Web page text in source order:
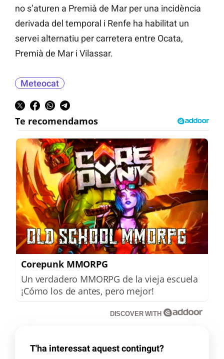
no s’aturen a Premià de Mar per una incidència
derivada del temporal i Renfe ha habilitat un
servei alternatiu per carretera entre Ocata,
Premià de Mar i Vilassar.
Meteocat
Corepunk MMORPG
Un verdadero MMORPG de la vieja escuela
¡Cómo los de antes, pero mejor!
DISCOVER WITH
T'ha interessat aquest contingut?